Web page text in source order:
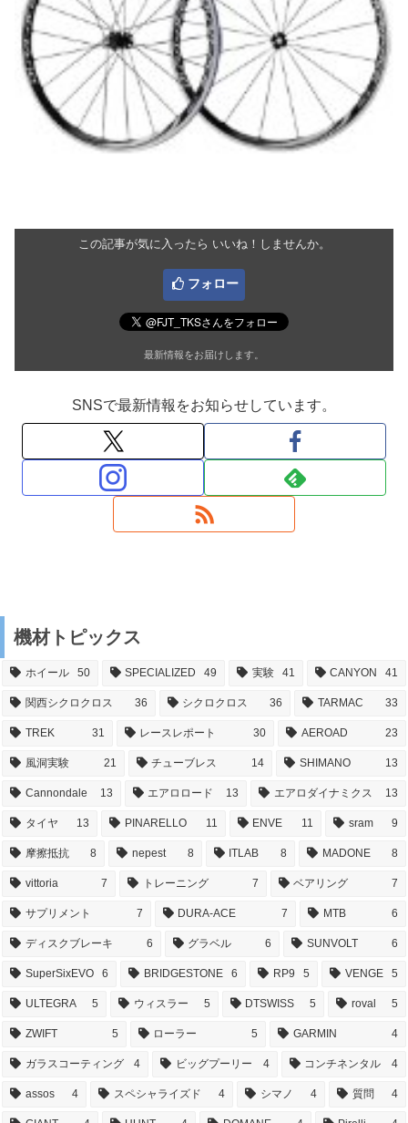
この記事が気に入ったら いいね！しませんか。
フォロー
最新情報をお届けします。
SNSで最新情報をお知らせしています。
機材トピックス
ホイール 50 SPECIALIZED 49 実験 41 CANYON 41
関西シクロクロス 36 シクロクロス 36 TARMAC 33
TREK 31 レースレポート 30 AEROAD 23
風洞実験 21 チューブレス 14 SHIMANO 13
Cannondale 13 エアロロード 13 エアロダイナミクス 13
タイヤ 13 PINARELLO 11 ENVE 11 sram 9
摩擦抵抗 8 nepest 8 ITLAB 8 MADONE 8
vittoria 7 トレーニング 7 ベアリング 7
サプリメント 7 DURA-ACE 7 MTB 6
ディスクブレーキ 6 グラベル 6 SUNVOLT 6
SuperSixEVO 6 BRIDGESTONE 6 RP9 5 VENGE 5
ULTEGRA 5 ウィスラー 5 DTSWISS 5 roval 5
ZWIFT 5 ローラー 5 GARMIN 4
ガラスコーティング 4 ビッグプーリー 4 コンチネンタル 4
assos 4 スペシャライズド 4 シマノ 4 質問 4